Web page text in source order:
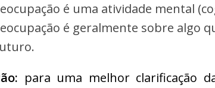
é uma atividade mental
é geralmente sobre algo
para uma melhor clarificação